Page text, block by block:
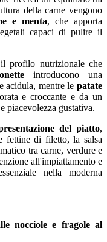
della carne vengono
e menta, che apporta
capaci di pulire il
profilo nutrizionale che
introducono una
acidula, mentre le patate
e croccante e da un
piacevolezza gustativa.
del piatto,
fettine di filetto, la salsa
tra carne, verdure e
all'impiattamento e
nella moderna
nocciole e fragole al